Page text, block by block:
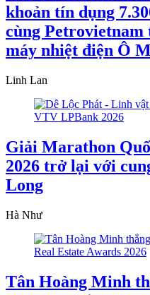
khoản tín dụng
cùng
máy nhiệt điện Ô
Linh Lan
Giải Marathon
2026 trở lại với
Long
Hà Như
Tân Hoàng Minh